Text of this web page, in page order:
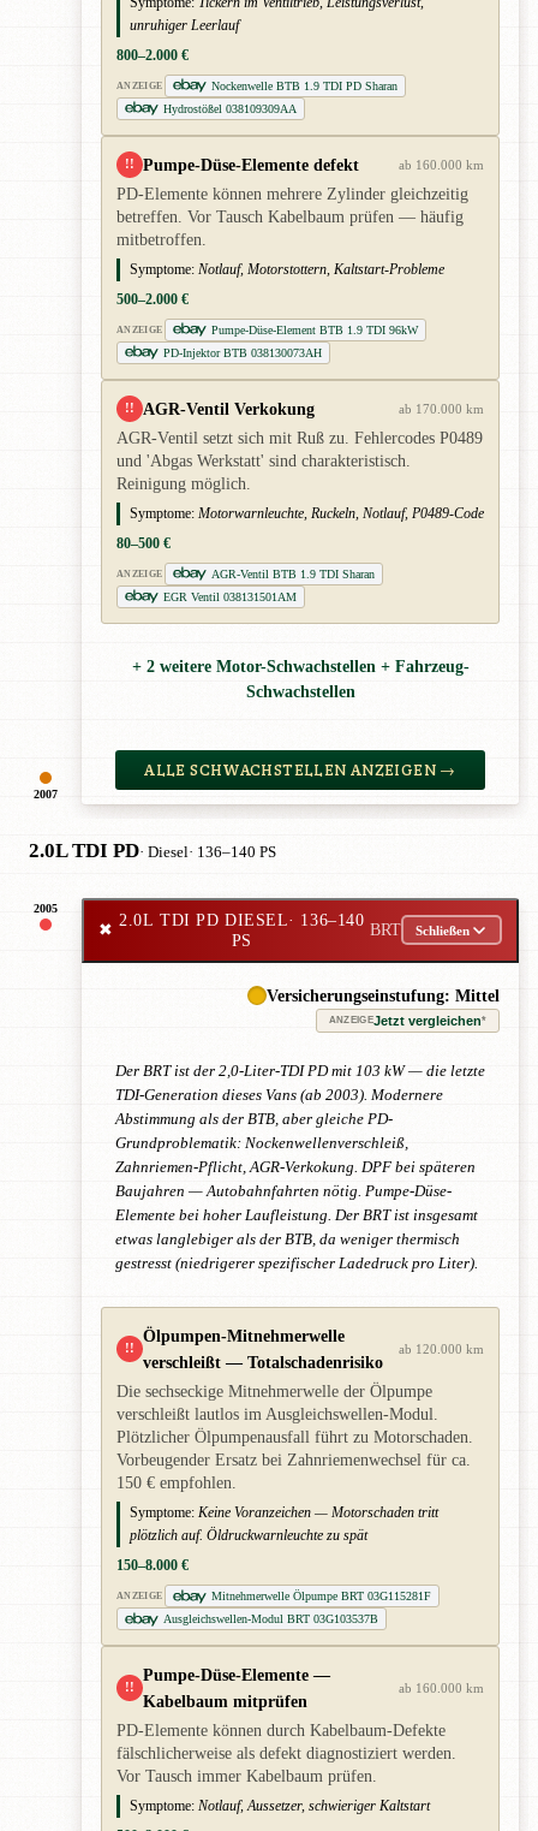
2007
unruhiger Leerlauf
800–2.000 €
ANZEIGE
Nockenwelle BTB 1.9 TDI PD Sharan
Hydrostößel 038109309AA
!! Pumpe-Düse-Elemente defekt ab 160.000 km
PD-Elemente können mehrere Zylinder gleichzeitig
betreffen. Vor Tausch Kabelbaum prüfen — häufig
mitbetroffen.
Symptome: Notlauf, Motorstottern, Kaltstart-Probleme
500–2.000 €
ANZEIGE
Pumpe-Düse-Element BTB 1.9 TDI 96kW
PD-Injektor BTB 038130073AH
!! AGR-Ventil Verkokung ab 170.000 km
AGR-Ventil setzt sich mit Ruß zu. Fehlercodes P0489
und 'Abgas Werkstatt' sind charakteristisch.
Reinigung möglich.
Symptome: Motorwarnleuchte, Ruckeln, Notlauf, P0489-Code
80–500 €
ANZEIGE
AGR-Ventil BTB 1.9 TDI Sharan
EGR Ventil 038131501AM
+ 2 weitere Motor-Schwachstellen + Fahrzeug-
Schwachstellen
ALLE SCHWACHSTELLEN ANZEIGEN →
2.0L TDI PD· Diesel· 136–140 PS
2005
✖
2.0L TDI PD DIESEL· 136–140
PS
BRT Schließen
Versicherungseinstufung: Mittel
ANZEIGEJetzt vergleichen*
Der BRT ist der 2,0-Liter-TDI PD mit 103 kW — die letzte
TDI-Generation dieses Vans (ab 2003). Modernere
Abstimmung als der BTB, aber gleiche PD-
Grundproblematik: Nockenwellenverschleiß,
Zahnriemen-Pflicht, AGR-Verkokung. DPF bei späteren
Baujahren — Autobahnfahrten nötig. Pumpe-Düse-
Elemente bei hoher Laufleistung. Der BRT ist insgesamt
etwas langlebiger als der BTB, da weniger thermisch
gestresst (niedrigerer spezifischer Ladedruck pro Liter).
!!
Ölpumpen-Mitnehmerwelle
verschleißt — Totalschadenrisiko
ab 120.000 km
Die sechseckige Mitnehmerwelle der Ölpumpe
verschleißt lautlos im Ausgleichswellen-Modul.
Plötzlicher Ölpumpenausfall führt zu Motorschaden.
Vorbeugender Ersatz bei Zahnriemenwechsel für ca.
150 € empfohlen.
Symptome: Keine Voranzeichen — Motorschaden tritt
plötzlich auf. Öldruckwarnleuchte zu spät
150–8.000 €
ANZEIGE
Mitnehmerwelle Ölpumpe BRT 03G115281F
Ausgleichswellen-Modul BRT 03G103537B
!!
Pumpe-Düse-Elemente —
Kabelbaum mitprüfen
ab 160.000 km
PD-Elemente können durch Kabelbaum-Defekte
fälschlicherweise als defekt diagnostiziert werden.
Vor Tausch immer Kabelbaum prüfen.
Symptome: Notlauf, Aussetzer, schwieriger Kaltstart